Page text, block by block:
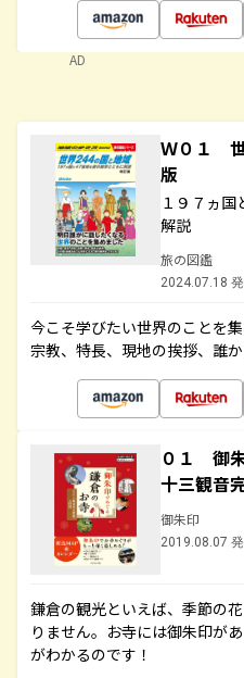
AD
Ｗ０１
版
１９７ヵ国
解説
旅の図鑑
2024.07.18
今こそ学びたい世界のことを
宗教、特長、現地の挨拶、誰
０１ 御
十三観音
御朱印
2019.08.07
鎌倉の観光といえば、季節の
りません。お寺には御朱印が
がわかるのです！